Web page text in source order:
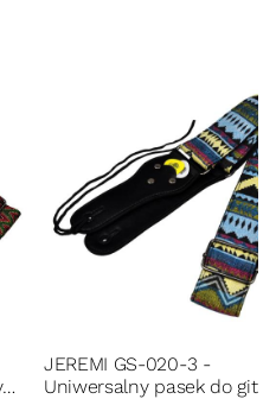
JEREMI GS-020-3 -
Uniwersalny pasek do